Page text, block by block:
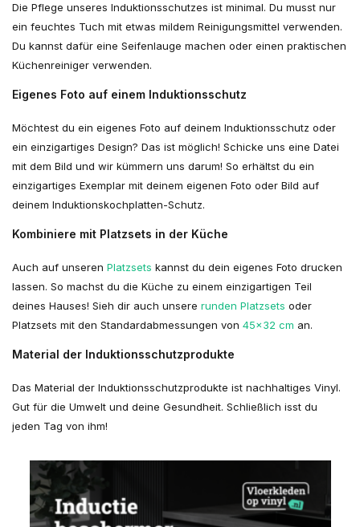
Die Pflege unseres Induktionsschutzes ist minimal. Du musst nur
ein feuchtes Tuch mit etwas mildem Reinigungsmittel verwenden.
Du kannst dafür eine Seifenlauge machen oder einen praktischen
Küchenreiniger verwenden.
Eigenes Foto auf einem Induktionsschutz
Möchtest du ein eigenes Foto auf deinem Induktionsschutz oder
ein einzigartiges Design? Das ist möglich! Schicke uns eine Datei
mit dem Bild und wir kümmern uns darum! So erhältst du ein
einzigartiges Exemplar mit deinem eigenen Foto oder Bild auf
deinem Induktionskochplatten-Schutz.
Kombiniere mit Platzsets in der Küche
Auch auf unseren Platzsets kannst du dein eigenes Foto drucken
lassen. So machst du die Küche zu einem einzigartigen Teil
deines Hauses! Sieh dir auch unsere runden Platzsets oder
Platzsets mit den Standardabmessungen von 45x32 cm an.
Material der Induktionsschutzprodukte
Das Material der Induktionsschutzprodukte ist nachhaltiges Vinyl.
Gut für die Umwelt und deine Gesundheit. Schließlich isst du
jeden Tag von ihm!